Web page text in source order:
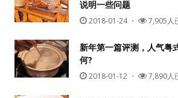
密码
说明一些问题
2018-01-24・ 7,905人
新年第一篇评测，人气粤
何?
2018-01-12 ・ 7,890人